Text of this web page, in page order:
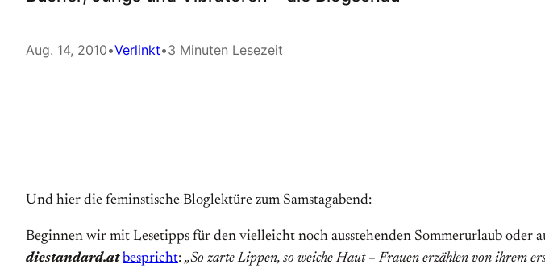
Aug. 14, 2010•Verlinkt•3 Minuten Lesezeit
Und hier die feminstische Bloglektüre zum Samstagabend:
Beginnen wir mit Lesetipps für den vielleicht noch ausstehenden Sommerurlaub oder
diestandard.at bespricht: „So zarte Lippen, so weiche Haut – Frauen erzählen von ihrem